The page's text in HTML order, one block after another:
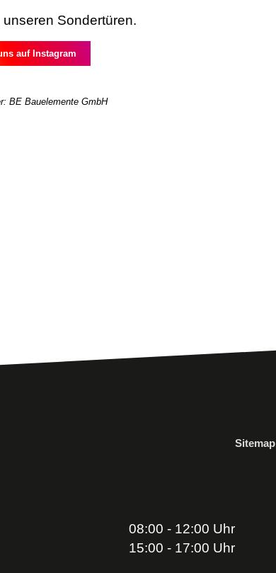
Sondertüren.
auf Instagram
BE Bauelemente GmbH
Sitemap
08:00 - 12:00 Uhr
15:00 - 17:00 Uhr